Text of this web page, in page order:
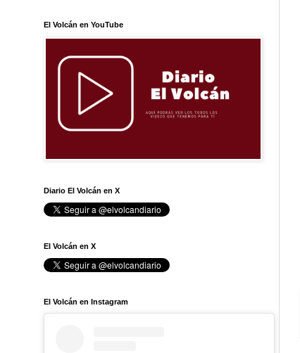
El Volcán en YouTube
Diario El Volcán en X
El Volcán en X
El Volcán en Instagram